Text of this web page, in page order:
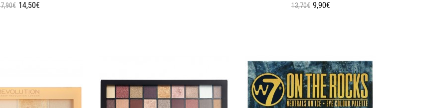
14,50€ 13,70€ 9,90€